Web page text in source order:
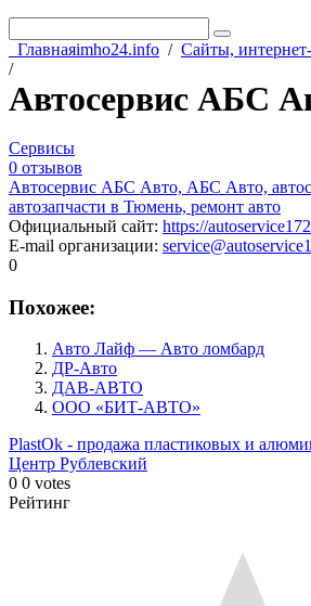
Главнаяimho24.info / Сайты,
/
Автосервис АБС
Сервисы
0 отзывов
Автосервис АБС Авто, АБС Авто,
автозапчасти в Тюмень, ремонт авто
Официальный сайт: https://
E-mail организации:
0
Похожее:
Авто Лайф — Авто ломбард
ДР-Авто
ДАВ-АВТО
ООО «БИТ-АВТО»
PlastOk - продажа пластиковых и
Центр Рублевский
0 0 votes
Рейтинг